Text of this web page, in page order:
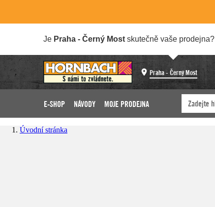
Je Praha - Černý Most skutečně vaše prodejna?
Praha - Černý Most
E-SHOP NÁVODY MOJE PRODEJNA
Úvodní stránka